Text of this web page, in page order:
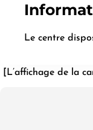
Le centre
[L’affichage de la